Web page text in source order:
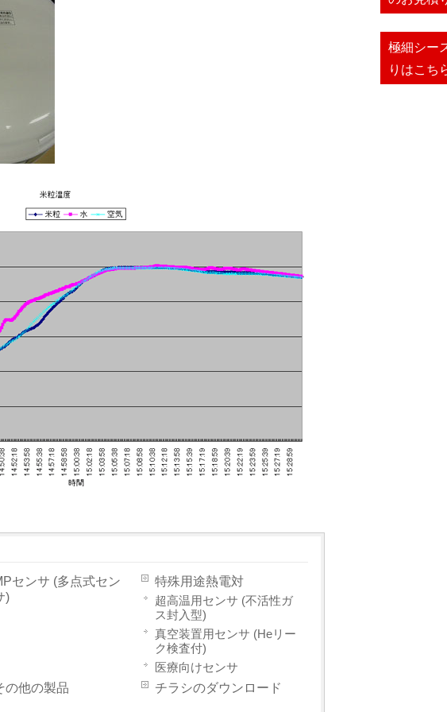
センサ (多点式セン
)
特殊用途熱電対
超高温用センサ (不活性ガ
ス封入型)
真空装置用センサ (Heリー
ク検査付)
医療向けセンサ
の他の製品 チラシのダウンロード
極細シー
りはこち